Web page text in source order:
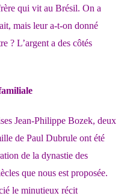
qui vit au Brésil. On a
mais leur a-t-on donné
? L’argent a des côtés
Jean-Philippe Bozek, deux
de Paul Dubrule ont été
de la dynastie des
que nous est proposée.
le minutieux récit